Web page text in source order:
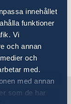
innehållet
funktioner
Vi
och annan
och
med.
med annan
som de har
lämnas in
Läs mer på